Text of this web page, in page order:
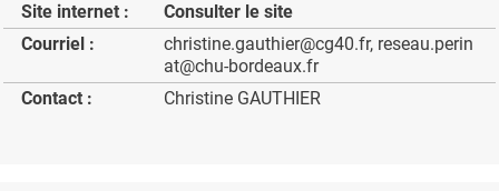
Site internet :
Consulter le site
Courriel :
christine.gauthier@cg40.fr, reseau.perin
at@chu-bordeaux.fr
Contact :
Christine GAUTHIER